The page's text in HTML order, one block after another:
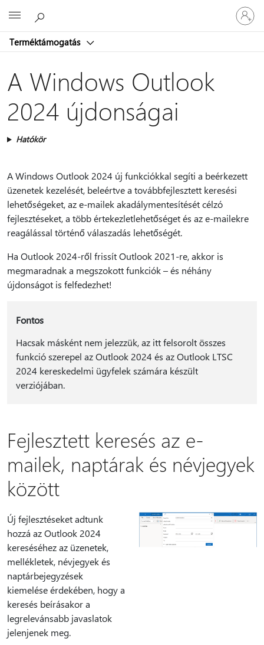
Terméktámogatás
be
a
A Windows Outlook
2024 újdonságai
Hatókör
A Windows Outlook 2024 új funkciókkal segíti a beérkezett
üzenetek kezelését, beleértve a továbbfejlesztett keresési
lehetőségeket, az e-mailek akadálymentesítését célzó
fejlesztéseket, a több értekezletlehetőséget és az e-mailekre
reagálással történő válaszadás lehetőségét.
Ha Outlook 2024-ről frissít Outlook 2021-re, akkor is
megmaradnak a megszokott funkciók – és néhány
újdonságot is felfedezhet!
Fontos
Hacsak másként nem jelezzük, az itt felsorolt összes
funkció szerepel az Outlook 2024 és az Outlook LTSC
2024 kereskedelmi ügyfelek számára készült
verziójában.
Fejlesztett keresés az e-
mailek, naptárak és névjegyek
között
Új fejlesztéseket adtunk
hozzá az Outlook 2024
kereséséhez az üzenetek,
mellékletek, névjegyek és
naptárbejegyzések
kiemelése érdekében, hogy a
keresés beírásakor a
legrelevánsabb javaslatok
jelenjenek meg.